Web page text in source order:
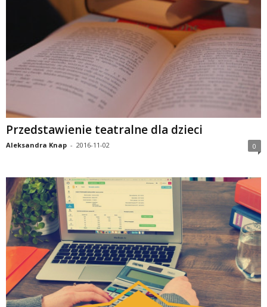
Przedstawienie teatralne dla dzieci
Aleksandra Knap - 2016-11-02 0